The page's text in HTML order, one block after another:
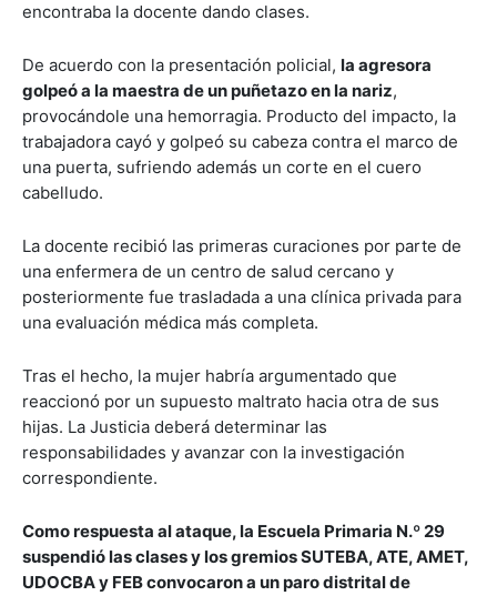
encontraba la docente dando clases.
De acuerdo con la presentación policial, la agresora
golpeó a la maestra de un puñetazo en la nariz,
provocándole una hemorragia. Producto del impacto, la
trabajadora cayó y golpeó su cabeza contra el marco de
una puerta, sufriendo además un corte en el cuero
cabelludo.
La docente recibió las primeras curaciones por parte de
una enfermera de un centro de salud cercano y
posteriormente fue trasladada a una clínica privada para
una evaluación médica más completa.
Tras el hecho, la mujer habría argumentado que
reaccionó por un supuesto maltrato hacia otra de sus
hijas. La Justicia deberá determinar las
responsabilidades y avanzar con la investigación
correspondiente.
Como respuesta al ataque, la Escuela Primaria N.º 29
suspendió las clases y los gremios SUTEBA, ATE, AMET,
UDOCBA y FEB convocaron a un paro distrital de